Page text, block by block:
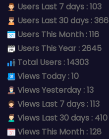
Users Last 7 days : 103
Users Last 30 days : 366
Users This Month : 116
Users This Year : 2645
Total Users : 14303
Views Today : 10
Views Yesterday : 13
Views Last 7 days : 113
Views Last 30 days : 410
Views This Month : 128